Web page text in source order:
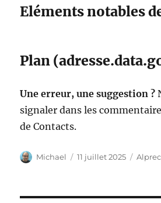
Eléments notables
Plan
Une erreur, une suggestion ?
signaler dans les
de Contacts.
Auteur
Michael
Publié
11 juillet 2025